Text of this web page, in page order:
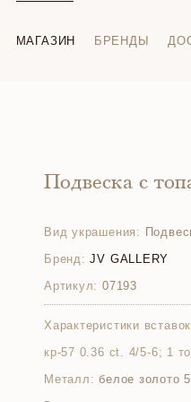
МАГАЗИН БРЕНДЫ
Подвеска с
Вид украшения:
Бренд: JV GALLERY
Артикул: 07193
Характеристики
кр-57 0.36 ct. 4/5-6; 1
Металл: белое золото